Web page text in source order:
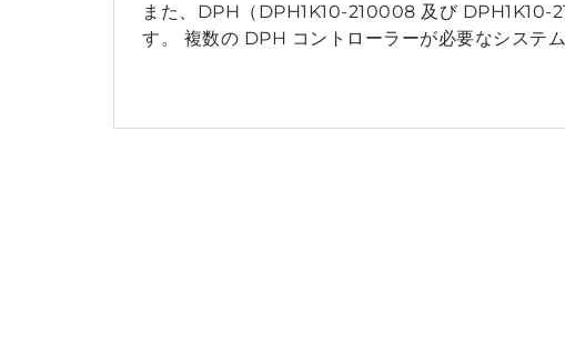
また、DPH（DPH1K10-210008 及び DPH1K10-
す。 複数の DPH コントローラーが必要なシステ